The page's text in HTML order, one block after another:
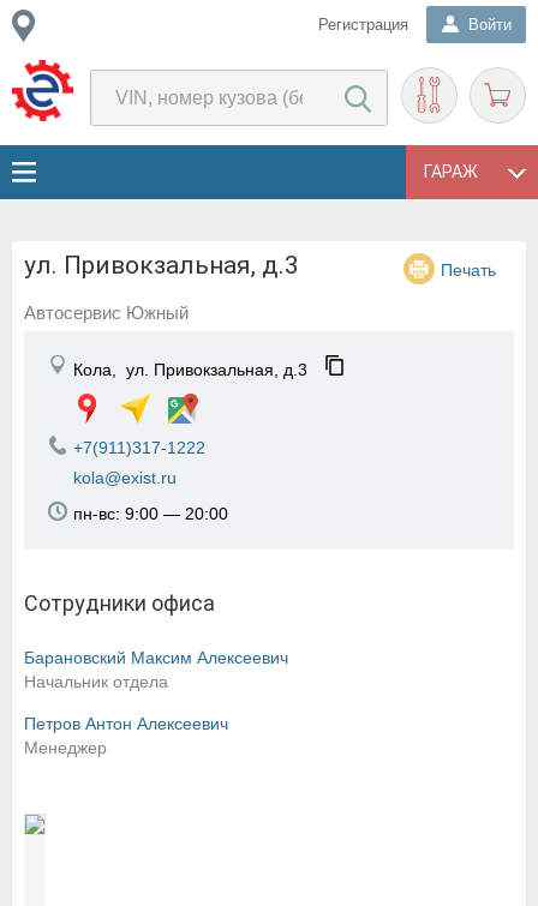
Регистрация Войти
ГАРАЖ
ул. Привокзальная, д.3 Печать
Автосервис Южный
Кола, ул. Привокзальная, д.3
+7(911)317-1222
kola@exist.ru
пн-вс: 9:00 — 20:00
Сотрудники офиса
Барановский Максим Алексеевич
Начальник отдела
Петров Антон Алексеевич
Менеджер